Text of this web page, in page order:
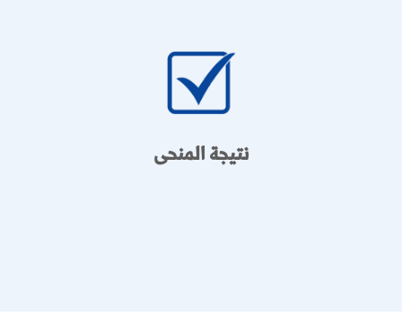
نتيجة المنحى